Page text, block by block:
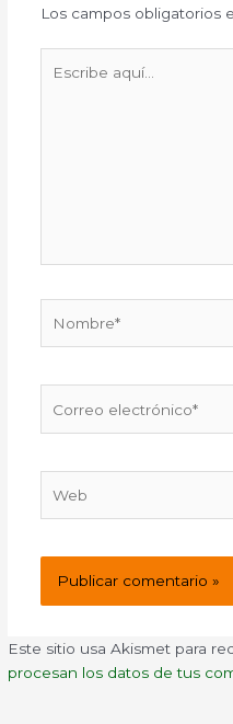
Los campos obligatorios
aquí...
electrónico*
Este sitio usa Akismet para
procesan los datos de tus